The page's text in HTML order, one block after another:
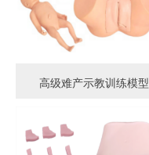
高级难产示教训练模型